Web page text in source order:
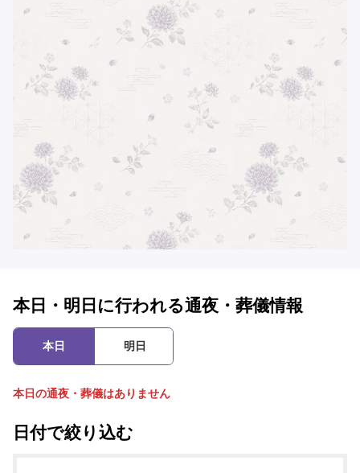
本日・明日に行われる通夜・葬儀情報
本日 明日
本日の通夜・葬儀はありません
日付で絞り込む